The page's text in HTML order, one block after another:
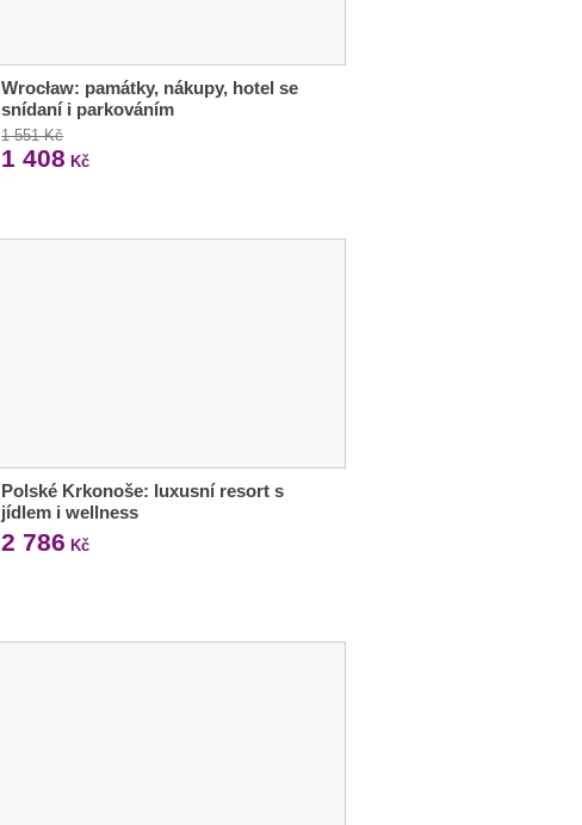
Wrocław: památky, nákupy, hotel se
snídaní i parkováním
1 551 Kč
1 408 Kč
Polské Krkonoše: luxusní resort s
jídlem i wellness
2 786 Kč